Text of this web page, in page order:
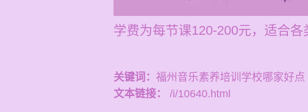
学费为每节课120-200元，适合
关键词： 福州音乐素养培训学校哪家好点
文本链接：
/i/10640.html